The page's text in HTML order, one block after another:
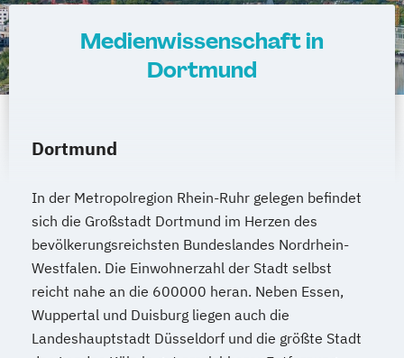
Medienwissenschaft in
Dortmund
Dortmund
In der Metropolregion Rhein-Ruhr gelegen befindet
sich die Großstadt Dortmund im Herzen des
bevölkerungsreichsten Bundeslandes Nordrhein-
Westfalen. Die Einwohnerzahl der Stadt selbst
reicht nahe an die 600000 heran. Neben Essen,
Wuppertal und Duisburg liegen auch die
Landeshauptstadt Düsseldorf und die größte Stadt